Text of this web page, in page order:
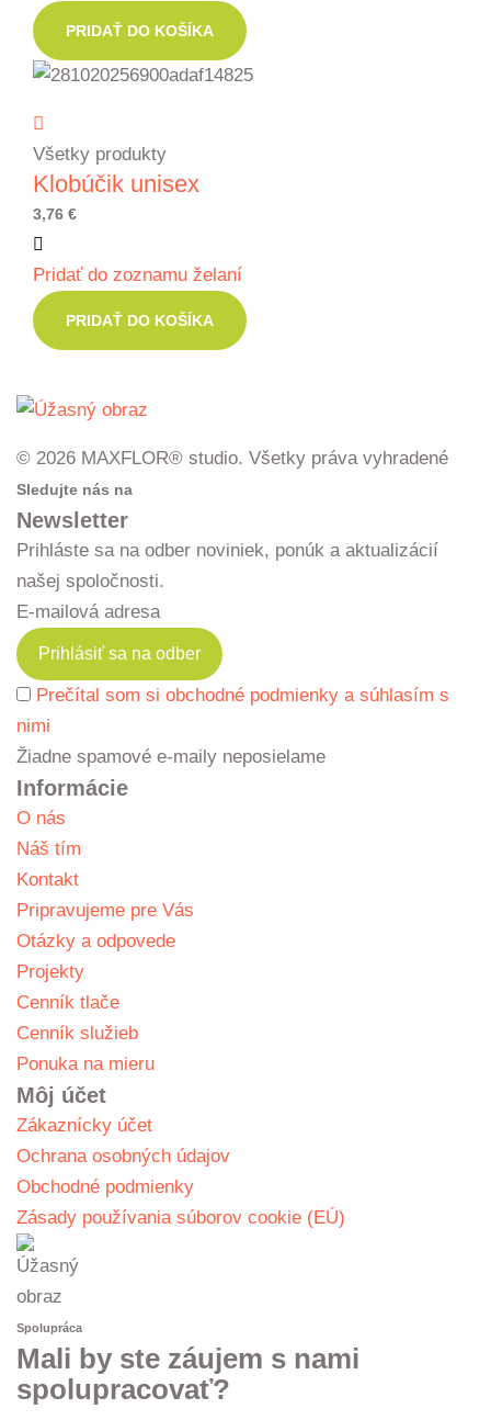
PRIDAŤ DO KOŠÍKA
Všetky produkty
Klobúčik unisex
3,76 €
Pridať do zoznamu želaní
PRIDAŤ DO KOŠÍKA
© 2026 MAXFLOR® studio. Všetky práva vyhradené
Sledujte nás na
Newsletter
Prihláste sa na odber noviniek, ponúk a aktualizácií
našej spoločnosti.
E-mailová adresa
Prečítal som si obchodné podmienky a súhlasím s
nimi
Žiadne spamové e-maily neposielame
Informácie
O nás
Náš tím
Kontakt
Pripravujeme pre Vás
Otázky a odpovede
Projekty
Cenník tlače
Cenník služieb
Ponuka na mieru
Môj účet
Zákaznícky účet
Ochrana osobných údajov
Obchodné podmienky
Zásady používania súborov cookie (EÚ)
Spolupráca
Mali by ste záujem s nami
spolupracovať?